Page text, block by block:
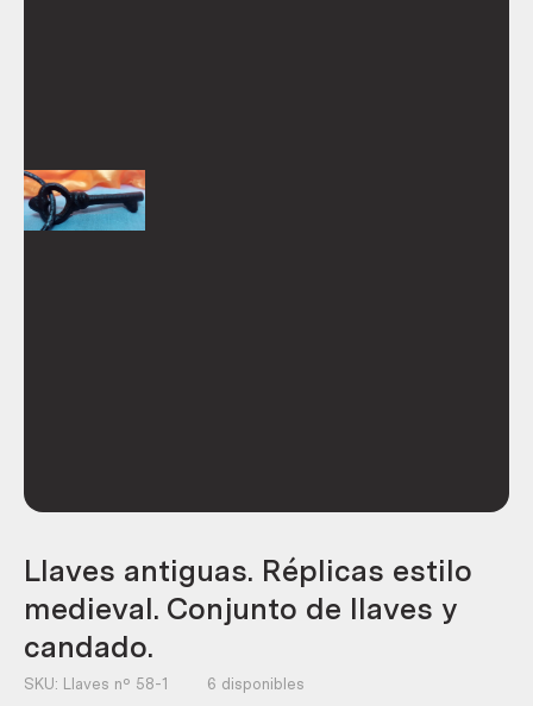
Llaves antiguas. Réplicas estilo
medieval. Conjunto de llaves y
candado.
SKU: Llaves nº 58-1 6 disponibles